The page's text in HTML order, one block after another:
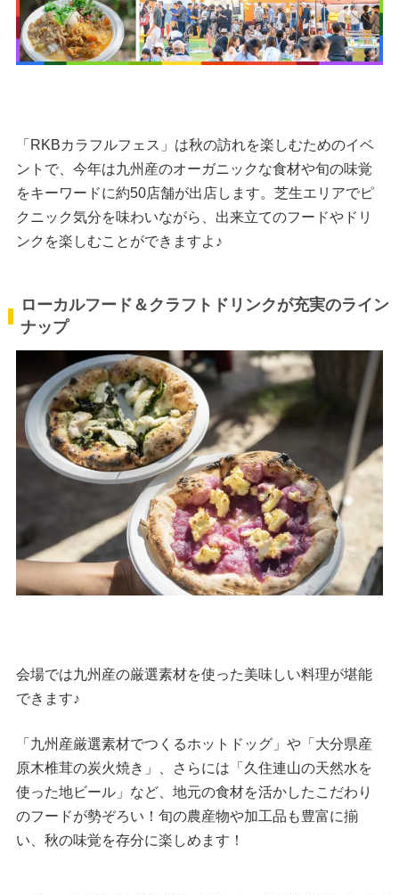
「RKBカラフルフェス」は秋の訪れを楽しむためのイベ
ントで、今年は九州産のオーガニックな食材や旬の味覚
をキーワードに約50店舗が出店します。芝生エリアでピ
クニック気分を味わいながら、出来立てのフードやドリ
ンクを楽しむことができますよ♪
ローカルフード＆クラフトドリンクが充実のライン
ナップ
会場では九州産の厳選素材を使った美味しい料理が堪能
できます♪
「九州産厳選素材でつくるホットドッグ」や「大分県産
原木椎茸の炭火焼き」、さらには「久住連山の天然水を
使った地ビール」など、地元の食材を活かしたこだわり
のフードが勢ぞろい！旬の農産物や加工品も豊富に揃
い、秋の味覚を存分に楽しめます！